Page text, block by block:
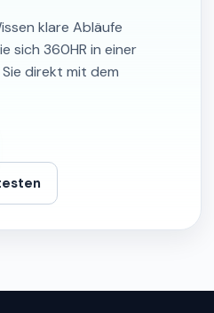
klare Abläufe
sich 360HR in einer
direkt mit dem